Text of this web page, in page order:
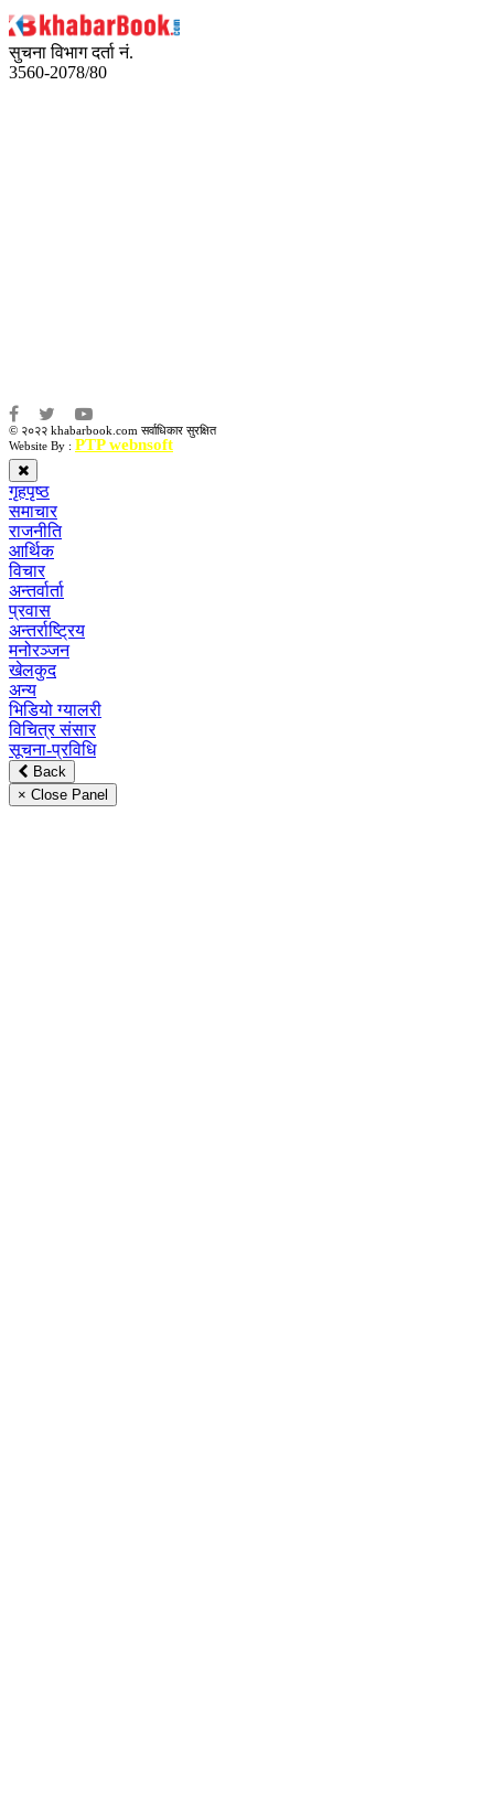
सुचना विभाग दर्ता नं.
3560-2078/80
© २०२२ khabarbook.com सर्वाधिकार सुरक्षित
Website By : PTP webnsoft
गृहपृष्ठ
समाचार
राजनीति
आर्थिक
विचार
अन्तर्वार्ता
प्रवास
अन्तर्राष्ट्रिय
मनोरञ्जन
खेलकुद
अन्य
भिडियो ग्यालरी
विचित्र संसार
सूचना-प्रविधि
Back
× Close Panel